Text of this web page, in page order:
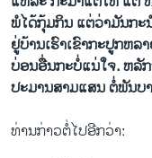
ພໍໄດ້ກຸ້ມກິນ ແຕ່ວ່າມັນກະ
ຢູ່ບ້ານເຮົາເຂົາກະປູກຫ
ບ່ອນອື່ນກະບໍ່ແນ່ໃຈ. ຫລັ
ປະມານສາມແສນ ຕໍ່ພັນບ
ທ່ານກ່າວຕໍ່ໄປອີກວ່າ: